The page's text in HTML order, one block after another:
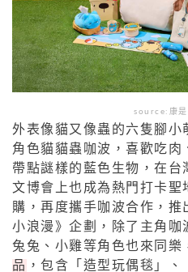
source:康是
外表像貓又像蟲的六隻腳小
角色貓貓蟲咖波，喜歡吃肉
帶點謎樣的藍色生物，在台
文博會上也成為熱門打卡聖
購，再度攜手咖波合作，推
小浪漫》企劃，除了主角咖
兔兔、小雞等角色也來同樂
品 ，包含「造型玩偶毯」、